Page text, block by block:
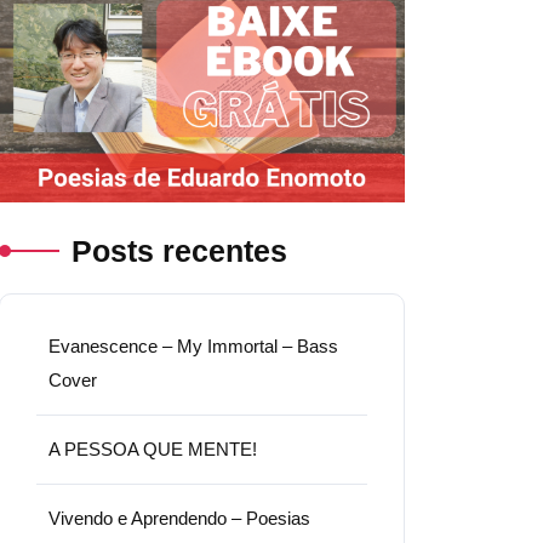
Posts recentes
Evanescence – My Immortal – Bass
Cover
A PESSOA QUE MENTE!
Vivendo e Aprendendo – Poesias